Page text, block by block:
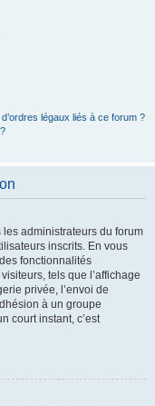
légaux liés à ce forum ?
les administrateurs du forum
inscrits. En vous
fonctionnalités
tels que l’affichage
privée, l’envoi de
à un groupe
court instant, c’est